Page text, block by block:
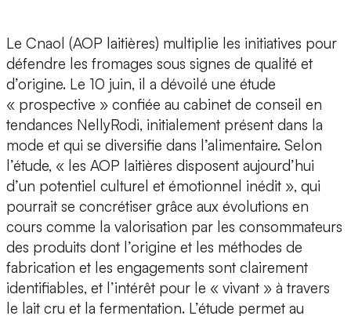
Le Cnaol (AOP laitières) multiplie les initiatives pour
défendre les fromages sous signes de qualité et
d’origine. Le 10 juin, il a dévoilé une étude
« prospective » confiée au cabinet de conseil en
tendances NellyRodi, initialement présent dans la
mode et qui se diversifie dans l’alimentaire. Selon
l’étude, « les AOP laitières disposent aujourd’hui
d’un potentiel culturel et émotionnel inédit », qui
pourrait se concrétiser grâce aux évolutions en
cours comme la valorisation par les consommateurs
des produits dont l’origine et les méthodes de
fabrication et les engagements sont clairement
identifiables, et l’intérêt pour le « vivant » à travers
le lait cru et la fermentation. L’étude permet au